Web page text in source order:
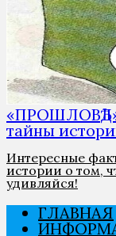
тайны
Интересные
истории о том,
удивляйся!
ГЛАВНАЯ